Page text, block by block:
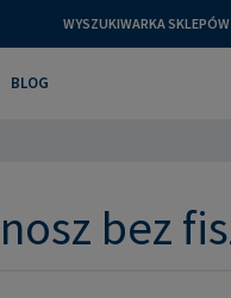
WYSZUKIWARKA
BLOG
bez